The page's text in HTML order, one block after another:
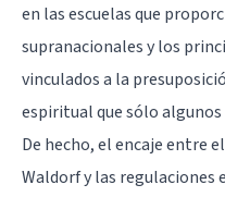
en las escuelas que
supranacionales y los
vinculados a la
espiritual que sólo algunos
De hecho, el encaje entre
Waldorf y las regulaciones